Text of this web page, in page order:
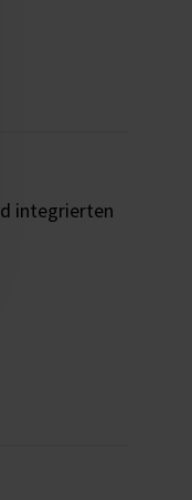
integrierten